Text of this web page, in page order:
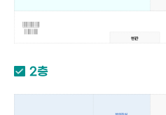
2층